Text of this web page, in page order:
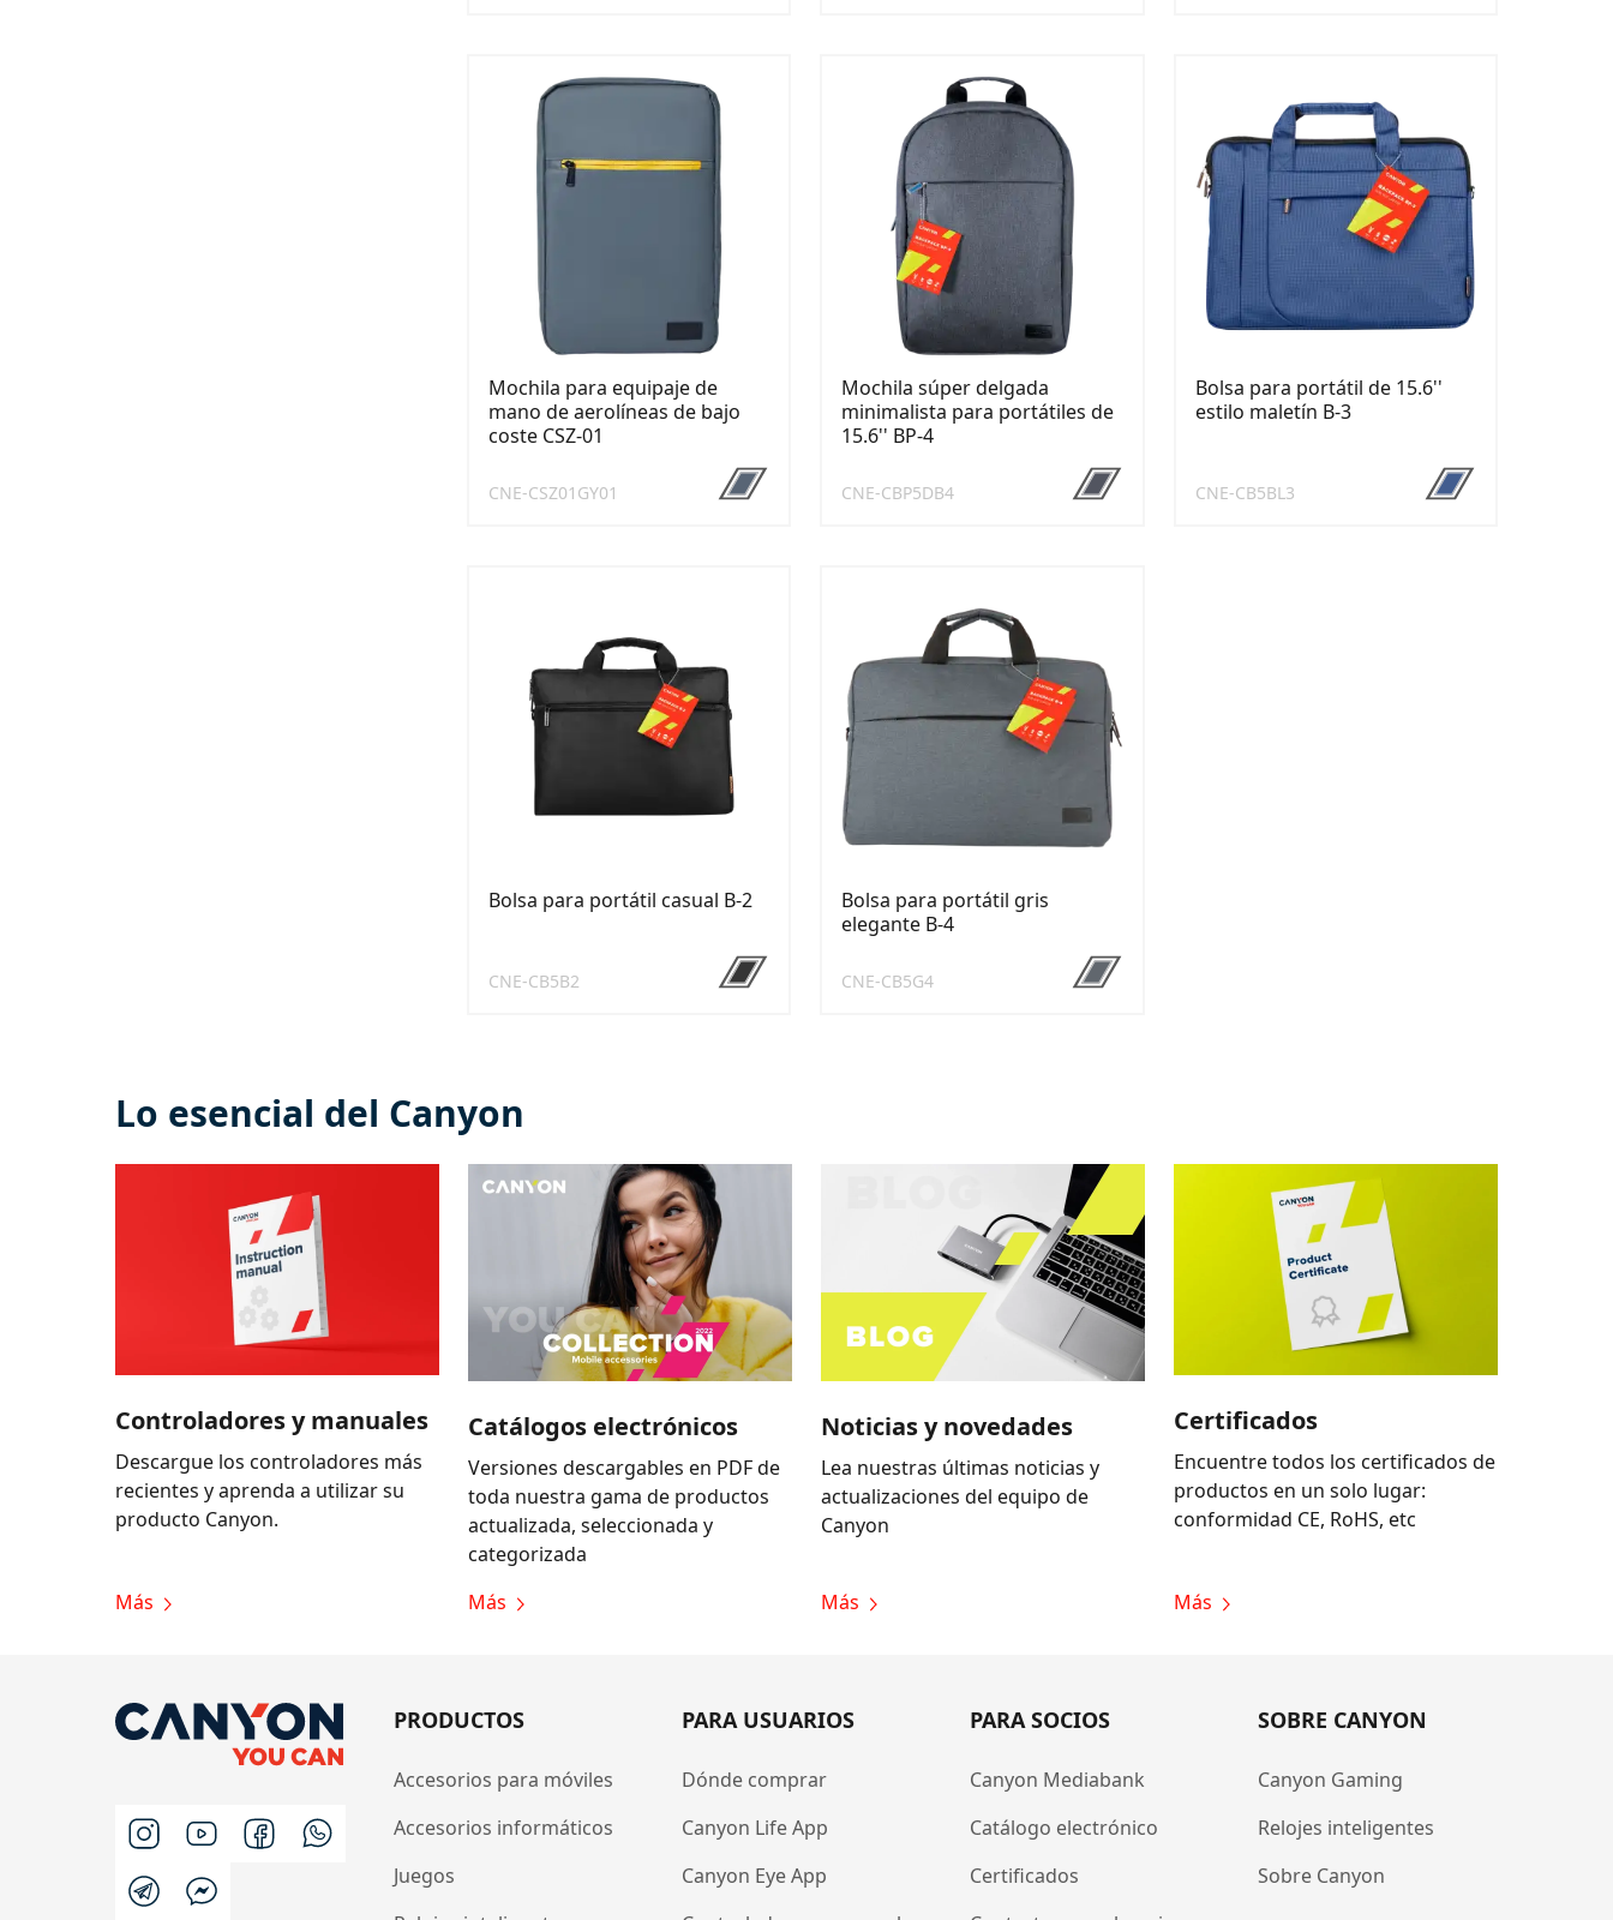
Mochila para equipaje de
mano de aerolíneas de bajo
coste CSZ-01
CNE-CSZ01GY01
Mochila súper delgada
minimalista para portátiles de
15.6'' BP-4
CNE-CBP5DB4
Bolsa para portátil de 15.6''
estilo maletín B-3
CNE-CB5BL3
Bolsa para portátil casual B-2
CNE-CB5B2
Bolsa para portátil gris
elegante B-4
CNE-CB5G4
Lo esencial del Canyon
Controladores y manuales
Descargue los controladores más
recientes y aprenda a utilizar su
producto Canyon.
Más
Catálogos electrónicos
Versiones descargables en PDF de
toda nuestra gama de productos
actualizada, seleccionada y
categorizada
Más
Noticias y novedades
Lea nuestras últimas noticias y
actualizaciones del equipo de
Canyon
Más
Certificados
Encuentre todos los certificados de
productos en un solo lugar:
conformidad CE, RoHS, etc
Más
PRODUCTOS
Accesorios para móviles
Accesorios informáticos
Juegos
PARA USUARIOS
Dónde comprar
Canyon Life App
Canyon Eye App
PARA SOCIOS
Canyon Mediabank
Catálogo electrónico
Certificados
SOBRE CANYON
Canyon Gaming
Relojes inteligentes
Sobre Canyon